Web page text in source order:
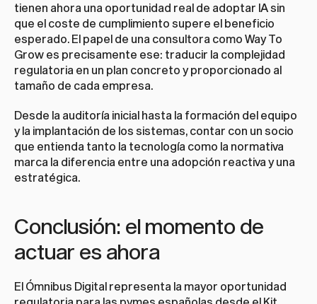
tienen ahora una oportunidad real de adoptar IA sin
que el coste de cumplimiento supere el beneficio
esperado. El papel de una consultora como Way To
Grow es precisamente ese: traducir la complejidad
regulatoria en un plan concreto y proporcionado al
tamaño de cada empresa.
Desde la auditoría inicial hasta la formación del equipo
y la implantación de los sistemas, contar con un socio
que entienda tanto la tecnología como la normativa
marca la diferencia entre una adopción reactiva y una
estratégica.
Conclusión: el momento de
actuar es ahora
El Ómnibus Digital representa la mayor oportunidad